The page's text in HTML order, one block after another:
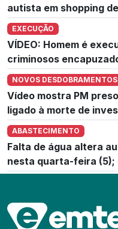
autista em shopping
EXECUÇÃO
VÍDEO: Homem é
criminosos
NOVOS DESDOBRAMENTOS
Vídeo mostra PM
ligado à morte de
ABASTECIMENTO
Falta de água altera
nesta quarta-feira (5);